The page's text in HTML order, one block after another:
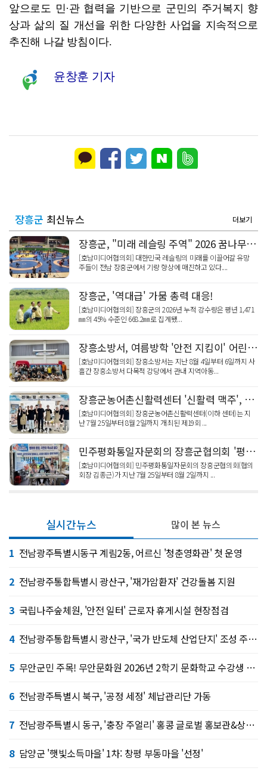
앞으로도 민·관 협력을 기반으로 군민의 주거복지 향
상과 삶의 질 개선을 위한 다양한 사업을 지속적으로
추진해 나갈 방침이다.
윤창훈 기자
장흥군 최신뉴스 더보기
장흥군, "미래 레슬링 주역" 2026 꿈나무·청소년 국가대표 전지훈련 성황
[호남미디어협의회] 대한민국 레슬링의 미래를 이끌어갈 유망
주들이 전남 장흥군에서 기량 향상에 매진하고 있다....
장흥군, '역대급' 가뭄 총력 대응!
[호남미디어협의회] 장흥군의 2026년 누적 강수량은 평년 1,471
㎜의 45% 수준인 668.2㎜로 집계됐...
장흥소방서, 여름방학 '안전 지킴이' 어린이 소방체험
[호남미디어협의회] 장흥소방서는 지난 8월 4일부터 6일까지 사
흘간 장흥소방서 다목적 강당에서 관내 지역아동...
장흥군농어촌신활력센터 '신활력 맥주', 수익금 일부 지역 환원
[호남미디어협의회] 장흥군농어촌신활력센터(이하 센터)는 지
난 7월 25일부터 8월 2일까지 개최된 제19회 ...
민주평화통일자문회의 장흥군협의회 '평화통일 100만 국민인터뷰'
[호남미디어협의회] 민주평화통일자문회의 장흥군협의회(협의
회장 김종근)가 지난 7월 25일부터 8월 2일까지 ...
실시간뉴스
1 전남광주특별시동구 계림2동, 어르신 '청춘영화관' 첫 운영
2 전남광주통합특별시 광산구, '재가암환자' 건강돌봄 지원
3 국립나주숲체원, '안전 일터' 근로자 휴게시설 현장점검
4 전남광주통합특별시 광산구, '국가 반도체 산업단지' 조성 주민 공론장 개최
5 무안군민 주목! 무안문화원 2026년 2학기 문화학교 수강생 모집
6 전남광주특별시 북구, '공정 세정' 체납관리단 가동
7 전남광주특별시 동구, '충장 주얼리' 홍콩 글로벌 홍보관&상담장 운영
8 담양군 '햇빛소득마을' 1차: 창평 부동마을 '선정'
많이 본 뉴스